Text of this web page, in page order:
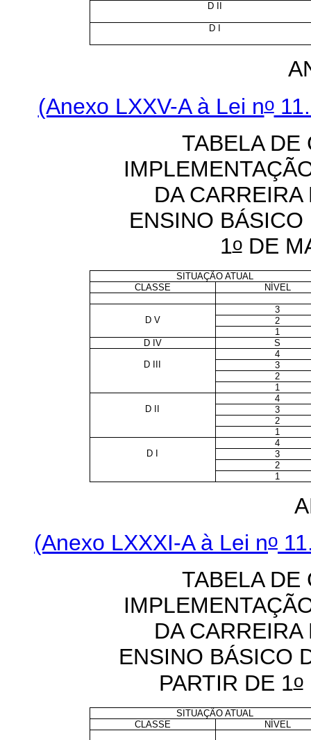
D II
D I
(Anexo LXXV-A à Lei no
TABELA DE
DA
ENSINO BÁSICO
1oDE
SITUAÇÃO ATUAL
CLASSE
NÍVEL
3
D V
2
1
D IV
S
4
D III
3
2
1
4
D II
3
2
1
4
D I
3
2
1
(Anexo LXXXI-A à Lei no
TABELA DE
DA
ENSINO BÁSICO
PARTIR DE 1o
SITUAÇÃO ATUAL
CLASSE
NÍVEL